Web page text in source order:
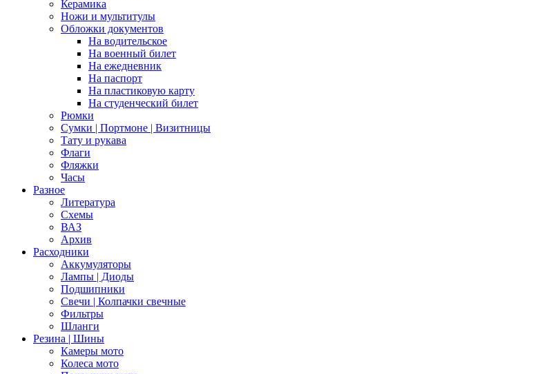
Керамика
Ножи и мультитулы
Обложки документов
На водительское
На военный билет
На ежедневник
На паспорт
На пластиковую карту
На студенческий билет
Рюмки
Сумки | Портмоне | Визитницы
Тату и рукава
Флаги
Фляжки
Часы
Разное
Литература
Схемы
ВАЗ
Архив
Расходники
Аккумуляторы
Лампы | Диоды
Подшипники
Свечи | Колпачки свечные
Фильтры
Шланги
Резина | Шины
Камеры мото
Колеса мото